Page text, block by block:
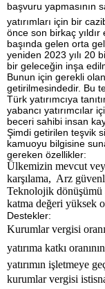
başvuru yapmasının
yatırımları için bir
önce son birkaç
başında gelen orta
yeniden 2023 yılı 20
bir geleceğin inşa
Bunun için gerekli olan
getirilmesindedir. Bu
Türk yatırımcıya
yabancı yatırımcılar
beceri sahibi insan
Şimdi getirilen teşvik
kamuoyu bilgisine
gereken özellikler:
Ülkemizin mevcut
karşılama, Arz
Teknolojik
katma değeri yüksek
Destekler:
Kurumlar vergisi
yatırıma katkı
yatırımın işletmeye
kurumlar vergisi